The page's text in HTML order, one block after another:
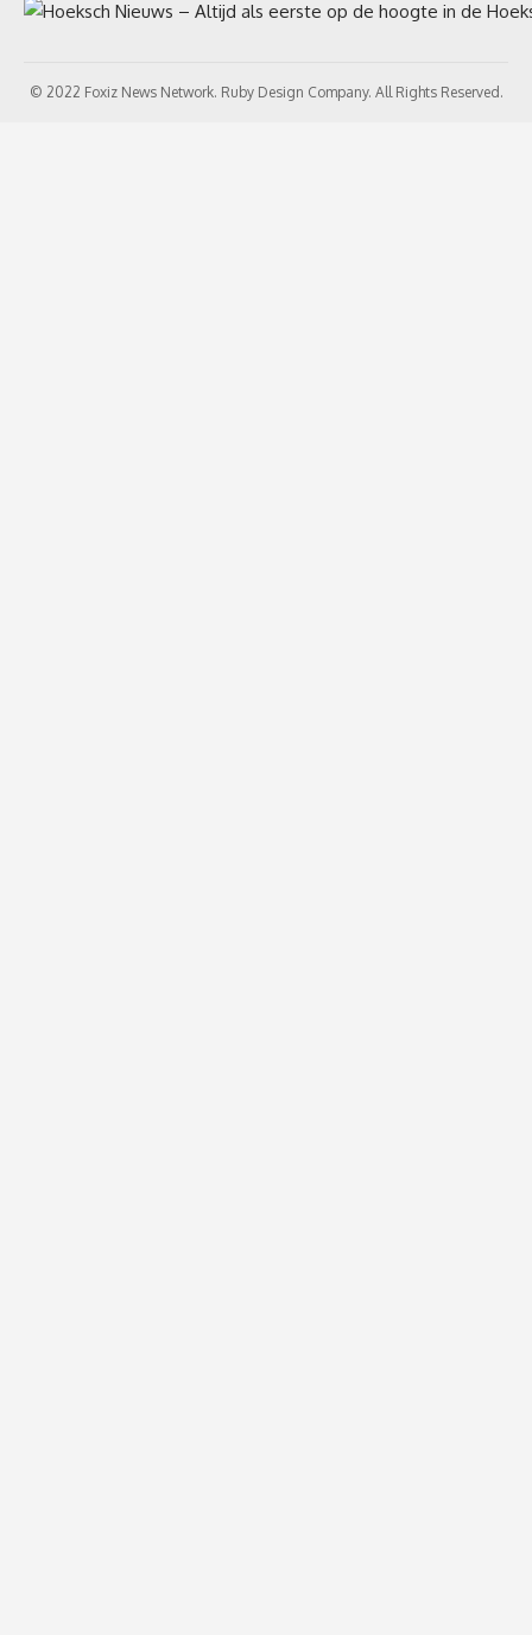
© 2022 Foxiz News Network. Ruby Design Company. All Rights Reserved.